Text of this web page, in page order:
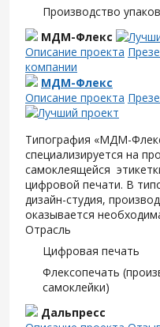
Производство
МДМ-Флекс
Описание проекта
компании
МДМ-Флекс
Описание проекта
Типография «МДМ-
специализируется на
самоклеящейся
цифровой печати. В
дизайн-студия,
оказывается
Отрасль
Цифровая печать
Флексопечать
самоклейки)
Дальпресс